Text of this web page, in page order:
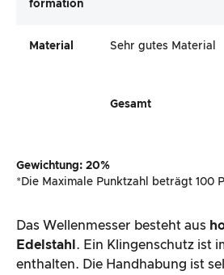
Formation
Material Sehr gutes Material
Gesamt
Gewichtung: 20%
*Die Maximale Punktzahl beträgt 100
Das Wellenmesser besteht aus
Edelstahl . Ein Klingenschutz ist
enthalten. Die Handhabung ist